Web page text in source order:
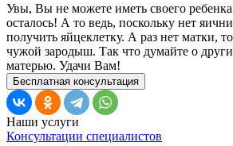
Увы, Вы не можете иметь своего
осталось! А то ведь, поскольку нет
получить яйцеклетку. А раз нет матки,
чужой зародыш. Так что думайте о
матерью. Удачи Вам!
Бесплатная консультация
Наши услуги
Консультации специалистов